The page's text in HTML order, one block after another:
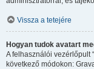
Vissza a tetejére
Hogyan tudok avatart
A felhasználói vezérlőpult
következő módokon: